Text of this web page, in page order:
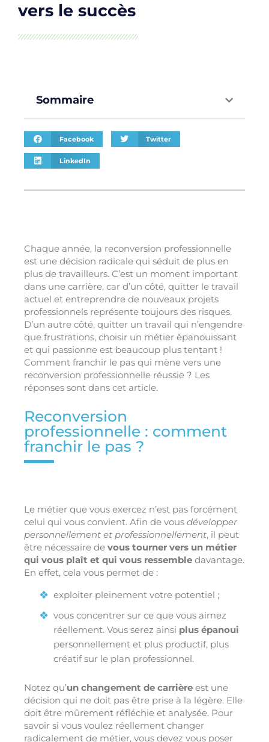
vers le succès
Sommaire
Facebook Twitter
LinkedIn
Chaque année, la reconversion professionnelle
est une décision radicale qui séduit de plus en
plus de travailleurs. C’est un moment important
dans une carrière, car d’un côté, quitter le travail
actuel et entreprendre de nouveaux projets
professionnels représente toujours des risques.
D’un autre côté, quitter un travail qui n’engendre
que frustrations, choisir un métier épanouissant
et qui passionne est beaucoup plus tentant !
Comment franchir le pas qui mène vers une
reconversion professionnelle réussie ? Les
réponses sont dans cet article.
Reconversion
professionnelle : comment
franchir le pas ?
Le métier que vous exercez n’est pas forcément
celui qui vous convient. Afin de vous développer
personnellement et professionnellement, il peut
être nécessaire de vous tourner vers un métier
qui vous plaît et qui vous ressemble davantage.
En effet, cela vous permet de :
exploiter pleinement votre potentiel ;
vous concentrer sur ce que vous aimez
réellement. Vous serez ainsi plus épanoui
personnellement et plus productif, plus
créatif sur le plan professionnel.
Notez qu’un changement de carrière est une
décision qui ne doit pas être prise à la légère. Elle
doit être mûrement réfléchie et analysée. Pour
savoir si vous voulez réellement changer
radicalement de métier, vous devez vous poser